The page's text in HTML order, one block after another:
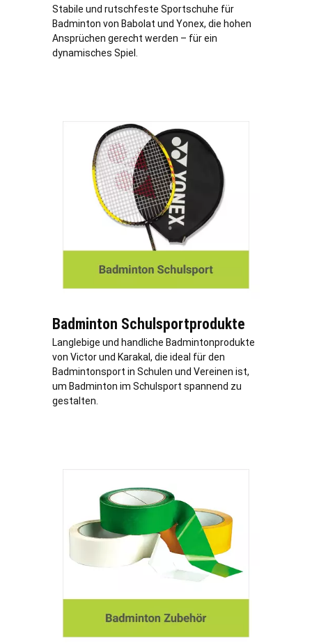
Stabile und rutschfeste Sportschuhe für
Badminton von Babolat und Yonex, die hohen
Ansprüchen gerecht werden – für ein
dynamisches Spiel.
Badminton Schulsportprodukte
Langlebige und handliche Badmintonprodukte
von Victor und Karakal, die ideal für den
Badmintonsport in Schulen und Vereinen ist,
um Badminton im Schulsport spannend zu
gestalten.